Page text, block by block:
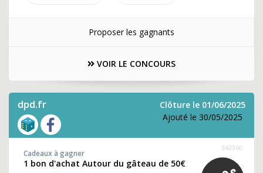
Proposer les gagnants
VOIR LE CONCOURS
dpd.fr
Clôture le 01/06/2025
Ajouté le 30/05/2025
342360
Cadeaux à gagner
1 bon d'achat Autour du gâteau de 50€